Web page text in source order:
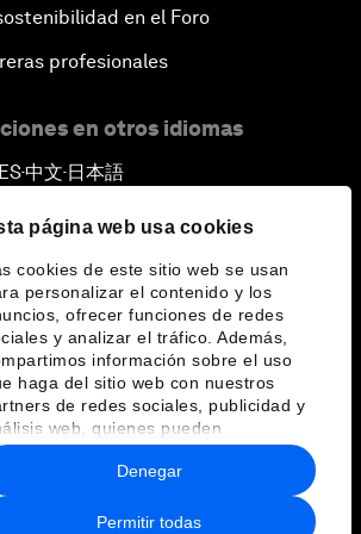
página web usa cookies
cookies de este sitio web se usan
personalizar el contenido y los
ofrecer funciones de redes
y analizar el tráfico. Además,
información sobre el uso
haga del sitio web con nuestros
de redes sociales, publicidad y
web, quienes pueden
con otra información que les
proporcionado o que hayan
a partir del uso que haya
de sus servicios.
Permitir todas
Denegar
en el Foro
profesionales
en otros idiomas
ES▪中文▪ 日本語